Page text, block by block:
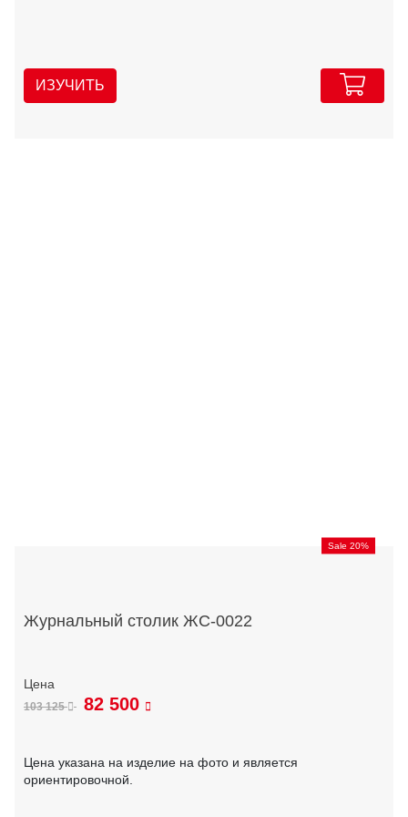
ИЗУЧИТЬ
Sale 20%
Журнальный столик ЖС-0022
103 125 82 500
Цена указана на изделие на фото и является
ориентировочной.